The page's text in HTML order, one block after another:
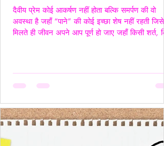
दैवीय प्रेम कोई आकर्षण नहीं होता बल्कि समर्पण की वो
अवस्था है जहाँ “पाने” की कोई इच्छा शेष नहीं रहती जिसे
मिलते ही जीवन अपने आप पूर्ण हो जाए जहाँ किसी शर्त,
प्रेम है जहाँ आत्मा आत्मा को पहचान लेती है बिना परिचय,